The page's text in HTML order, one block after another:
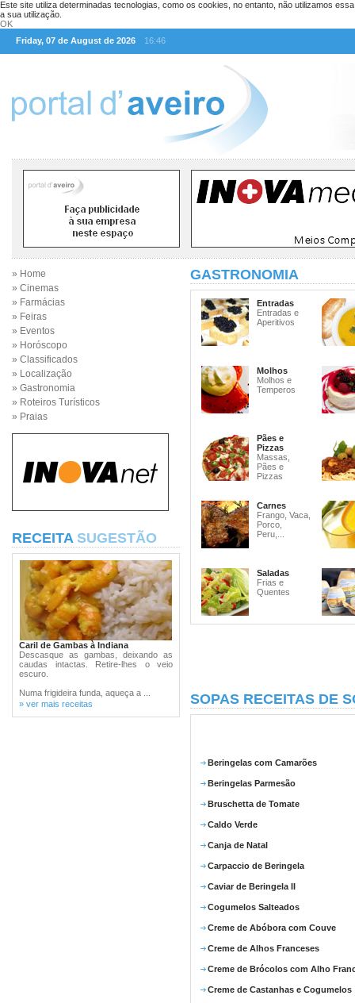
Este site utiliza determinadas tecnologias, como os cookies, no entanto, não utilizamos
a sua utilização.
OK
Friday, 07 de August de 2026
16:46
» Home
» Cinemas
» Farmácias
» Feiras
» Eventos
» Horóscopo
» Classificados
» Localização
» Gastronomia
» Roteiros Turísticos
» Praias
RECEITA SUGESTÃO
Caril de Gambas à Indiana
Descasque as gambas, deixando as
caudas intactas. Retire-lhes o veio
escuro.
Numa frigideira funda, aqueça a ...
» ver mais receitas
GASTRONOMIA
Entradas
Entradas e
Aperitivos
Molhos
Molhos e
Temperos
Pães e
Pizzas
Massas,
Pães e
Pizzas
Carnes
Frango, Vaca,
Porco,
Peru,...
Saladas
Frias e
Quentes
SOPAS RECEITAS DE
Beringelas com Camarões
Beringelas Parmesão
Bruschetta de Tomate
Caldo Verde
Canja de Natal
Carpaccio de Beringela
Caviar de Beringela II
Cogumelos Salteados
Creme de Abóbora com Couve
Creme de Alhos Franceses
Creme de Brócolos com Alho
Creme de Castanhas e Cogumelos